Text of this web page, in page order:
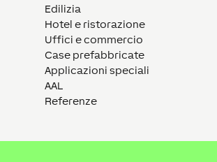
Edilizia
Hotel e ristorazione
Uffici e commercio
Case prefabbricate
Applicazioni speciali
AAL
Referenze